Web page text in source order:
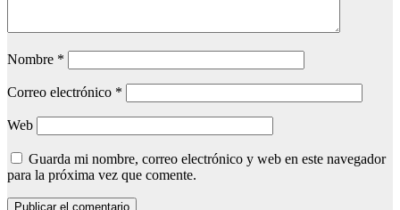
Nombre *
Correo electrónico *
Web
Guarda mi nombre, correo electrónico y web en este navegador
para la próxima vez que comente.